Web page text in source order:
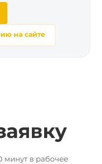
на сайте
минут в рабочее